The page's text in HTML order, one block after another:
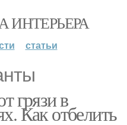
ИНТЕРЬЕРА
статьи
грязи в
Как отбелить